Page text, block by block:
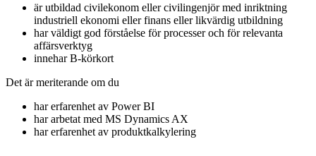
är utbildad civilekonom eller civilingenjör med inriktning
industriell ekonomi eller finans eller likvärdig utbildning
har väldigt god förståelse för processer och för relevanta
affärsverktyg
innehar B-körkort
Det är meriterande om du
har erfarenhet av Power BI
har arbetat med MS Dynamics AX
har erfarenhet av produktkalkylering